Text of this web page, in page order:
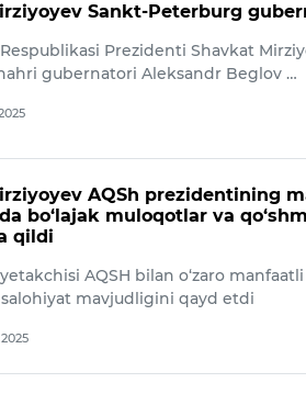
Sankt-Peterburg
Prezidenti Shavkat
gubernatori Aleksandr Beglov …
AQSh prezidentining
bo‘lajak muloqotlar va
qildi
AQSH bilan o‘zaro
mavjudligini qayd etdi